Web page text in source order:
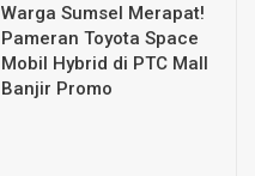
Warga Sumsel Merapat!
Pameran Toyota Space
Mobil Hybrid di PTC Mall
Banjir Promo